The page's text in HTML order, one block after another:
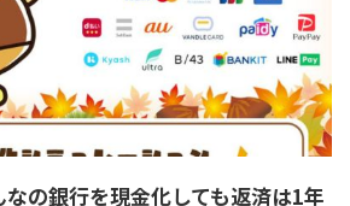
なの銀行を現金化しても返済は1年